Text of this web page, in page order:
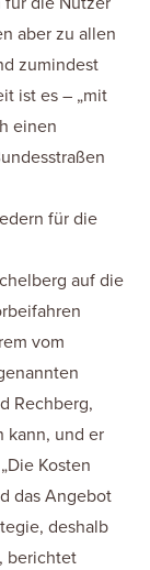
aber zu allen
zumindest
ist es – „mit
einen
für die
auf die
vom
Rechberg,
kann, und er
Kosten
das Angebot
deshalb
berichtet